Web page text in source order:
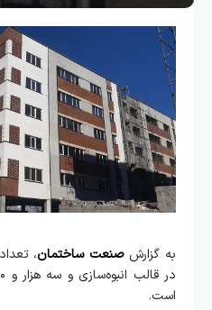
به گزارشصنعت ساختمان
است.